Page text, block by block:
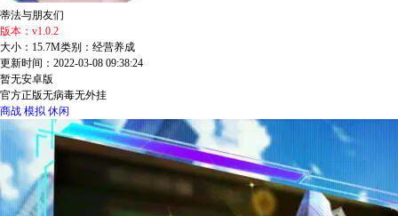
蒂法与朋友们
版本：v1.0.2
大小：15.7M类别：经营养成
更新时间：2022-03-08 09:38:24
暂无安卓版
官方正版无病毒无外挂
商战 模拟 休闲